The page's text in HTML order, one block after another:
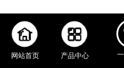
网站首页 产品中心